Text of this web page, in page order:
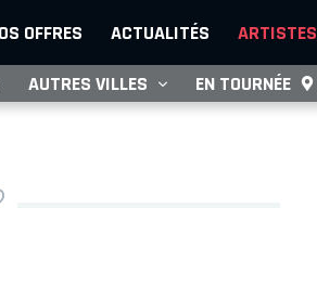
OFFRES ACTUALITÉS ARTISTES
AUTRES VILLES EN TOURNÉE